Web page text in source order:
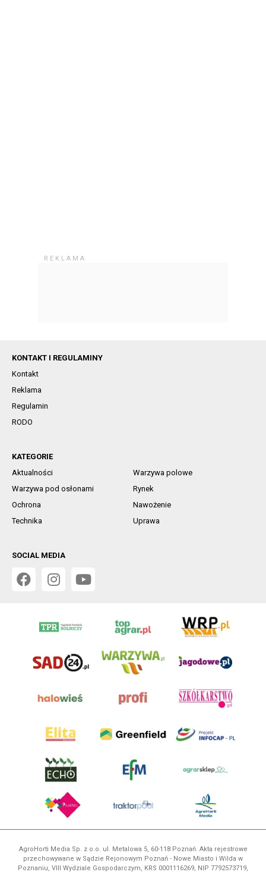
KONTAKT I REGULAMINY
Kontakt
Reklama
Regulamin
RODO
KATEGORIE
Aktualności
Warzywa polowe
Warzywa pod osłonami
Rynek
Ochrona
Nawożenie
Technika
Uprawa
SOCIAL MEDIA
AgroHorti Media Sp. z o.o. ul. Metalowa 5, 60-118 Poznań. Akta rejestrowe
przechowywane w Sądzie Rejonowym Poznań - Nowe Miasto i Wilda w
Poznaniu, VIII Wydziale Gospodarczym, KRS 0001116269, NIP 7792573719,